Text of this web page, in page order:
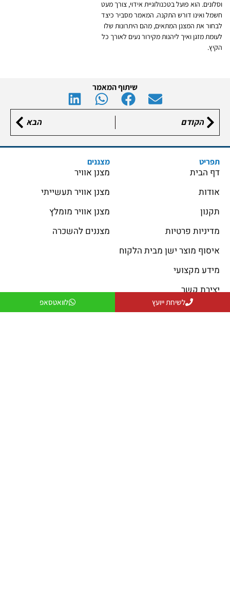
וסלונים. הוא פועל בטכנולוגיית אידוי, צורך מעט
חשמל ואינו דורש התקנה. המאמר מסביר כיצד
לבחור את המצנן המתאים, מהם היתרונות שלו
לעומת מזגן ואיך ליהנות מקירור נעים לאורך כל
הקיץ.
שיתוף המאמר
הקודם הבא
תפריט
דף הבית
אודות
תקנון
מדיניות פרטיות
איסוף מוצר ישן מבית הלקוח
מידע מקצועי
יצירת קשר
מצננים
מצנן אוויר
מצנן אוויר תעשייתי
מצנן אוויר מומלץ
מצננים להשכרה
לשיחת ייועץ לוואטסאפ